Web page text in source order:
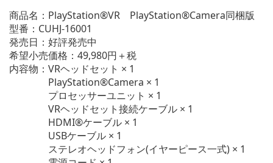
商品名：PlayStation®VR PlayStation®Camera同梱版
型番：CUHJ-16001
発売日：好評発売中
希望小売価格：49,980円＋税
内容物：VRヘッドセット × 1
PlayStation®Camera × 1
プロセッサーユニット × 1
VRヘッドセット接続ケーブル × 1
HDMI®ケーブル × 1
USBケーブル × 1
ステレオヘッドフォン(イヤーピース一式) × 1